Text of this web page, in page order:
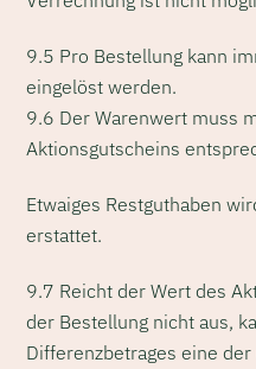
9.5 Pro Bestellung kann
eingelöst werden.
9.6 Der Warenwert muss
Aktionsgutscheins
Etwaiges Restguthaben
erstattet.
9.7 Reicht der Wert des
der Bestellung nicht aus,
Differenzbetrages eine